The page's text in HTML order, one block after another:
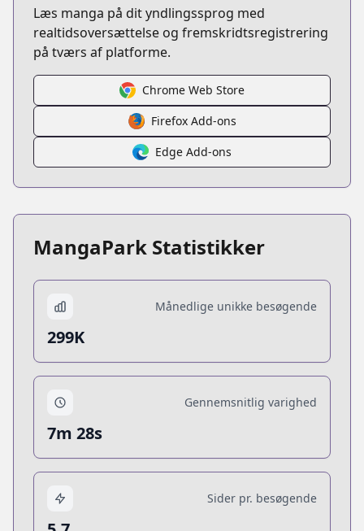
Læs manga på dit yndlingssprog med
realtidsoversættelse og fremskridtsregistrering
på tværs af platforme.
Chrome Web Store
Firefox Add-ons
Edge Add-ons
MangaPark Statistikker
Månedlige unikke besøgende
299K
Gennemsnitlig varighed
7m 28s
Sider pr. besøgende